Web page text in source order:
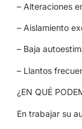
– Alteraciones
– Aislamiento
– Baja
– Llantos
¿EN QUÉ
En trabajar su